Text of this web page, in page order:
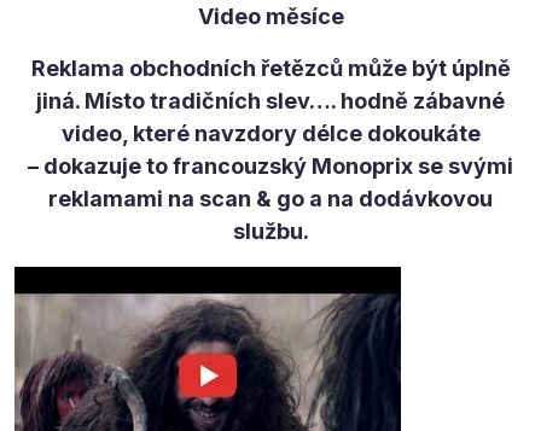
Video měsíce
Reklama obchodních řetězců může být úplně
jiná. Místo tradičních slev…. hodně zábavné
video, které navzdory délce dokoukáte
– dokazuje to francouzský Monoprix se svými
reklamami na scan & go a na dodávkovou
službu.